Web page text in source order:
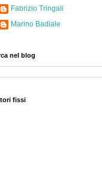
Fabrizio Tringali
Marino Badiale
nel blog
fissi